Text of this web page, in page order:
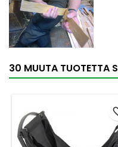
30 MUUTA TUOTETTA